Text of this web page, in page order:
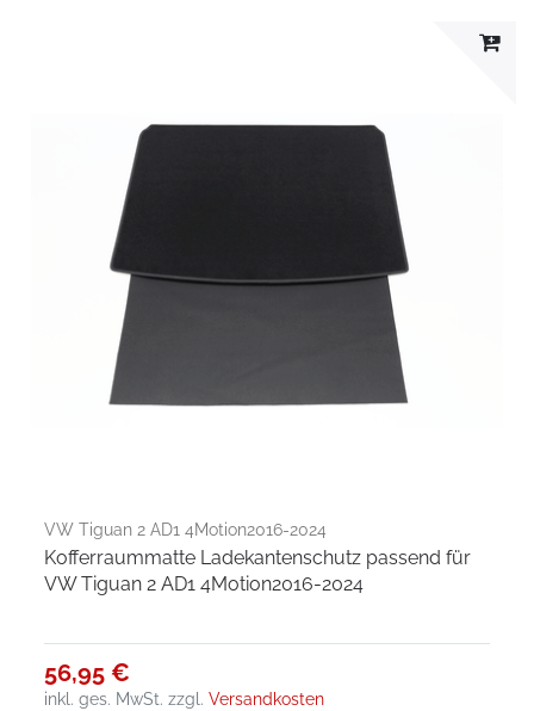
VW Tiguan 2 AD1 4Motion2016-2024
Kofferraummatte Ladekantenschutz passend für
VW Tiguan 2 AD1 4Motion2016-2024
56,95 €
inkl. ges. MwSt. zzgl.Versandkosten